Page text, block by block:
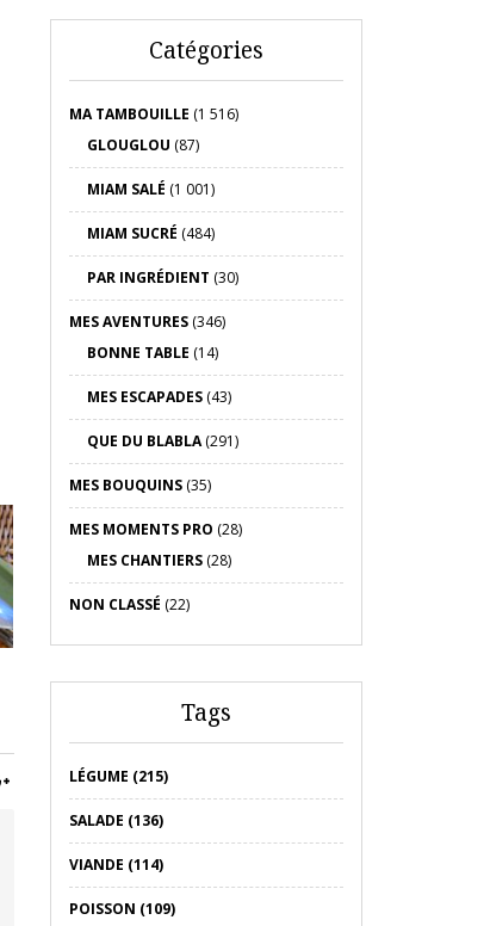
Catégories
MA TAMBOUILLE (1 516)
GLOUGLOU (87)
MIAM SALÉ (1 001)
MIAM SUCRÉ (484)
PAR INGRÉDIENT (30)
MES AVENTURES(346)
BONNE TABLE (14)
MES ESCAPADES(43)
QUE DU BLABLA(291)
MES BOUQUINS(35)
MES MOMENTS PRO (28)
MES CHANTIERS(28)
NON CLASSÉ (22)
Tags
LÉGUME (215)
SALADE (136)
VIANDE (114)
POISSON (109)